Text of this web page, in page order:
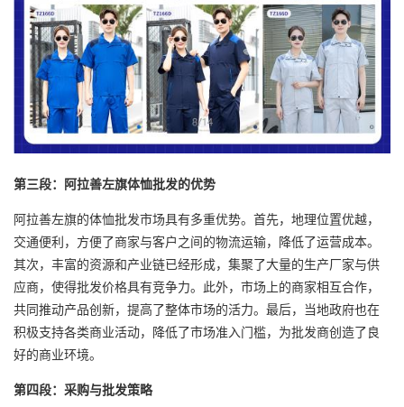
第三段：阿拉善左旗体恤批发的优势
阿拉善左旗的体恤批发市场具有多重优势。首先，地理位置优越，
交通便利，方便了商家与客户之间的物流运输，降低了运营成本。
其次，丰富的资源和产业链已经形成，集聚了大量的生产厂家与供
应商，使得批发价格具有竞争力。此外，市场上的商家相互合作，
共同推动产品创新，提高了整体市场的活力。最后，当地政府也在
积极支持各类商业活动，降低了市场准入门槛，为批发商创造了良
好的商业环境。
第四段：采购与批发策略